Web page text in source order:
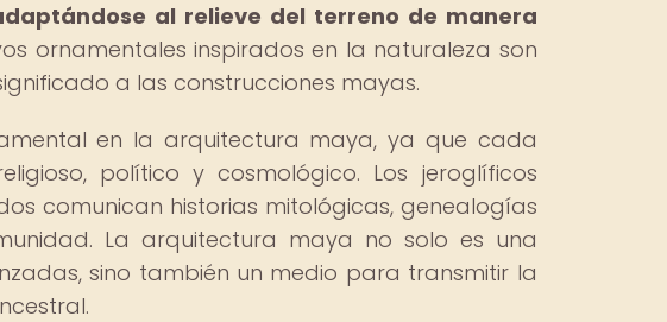
al relieve del terreno de manera
ornamentales inspirados en la naturaleza son
a las construcciones mayas.
en la arquitectura maya, ya que cada
político y cosmológico. Los jeroglíficos
comunican historias mitológicas, genealogías
La arquitectura maya no solo es una
sino también un medio para transmitir la